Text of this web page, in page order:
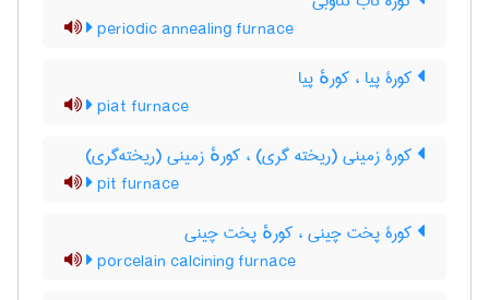
periodic annealing furnace
کورۀ پیا ، کورهٔ پیا
piat furnace
کورۀ زمینی (ریخته گری) ، کورهٔ زمینی (ریخته‌گری)
pit furnace
کورۀ پخت چینی ، کورهٔ پخت چینی
porcelain calcining furnace